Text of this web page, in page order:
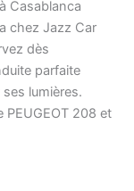
Casablanca
chez Jazz Car
dès
parfaite
lumières.
PEUGEOT 208 et